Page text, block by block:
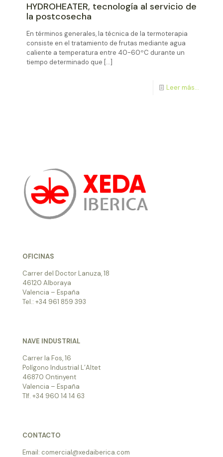
HYDROHEATER, tecnología al servicio de
la postcosecha
En términos generales, la técnica de la termoterapia
consiste en el tratamiento de frutas mediante agua
caliente a temperatura entre 40-60ºC durante un
tiempo determinado que […]
Leer más...
OFICINAS
Carrer del Doctor Lanuza, 18
46120 Alboraya
Valencia – España
Tel.: +34 961 859 393
NAVE INDUSTRIAL
Carrer la Fos, 16
Polígono Industrial L’Altet
46870 Ontinyent
Valencia – España
Tlf. +34 960 14 14 63
CONTACTO
Email: comercial@xedaiberica.com